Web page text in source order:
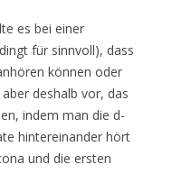
es bei einer
für sinnvoll), dass
können oder
deshalb vor, das
indem man die d-
hintereinander hört
und die ersten